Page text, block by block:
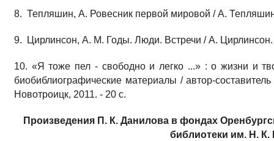
8. Тепляшин, А. Ровесник первой мировой / А. Тепляшин
9. Цирлинсон, А. М. Годы. Люди. Встречи / А.
10. «Я тоже пел - свободно и легко ...» : о жизни и
биобиблиографические материалы / автор-
Новотроицк, 2011. - 20 с.
Произведения П. К. Данилова в фондах
библиотеки им. Н. К.